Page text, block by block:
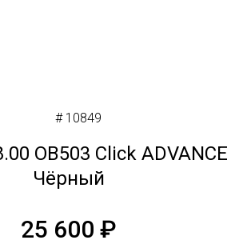
# 10849
OB503 Click ADVANCE
Чёрный
25 600 ₽